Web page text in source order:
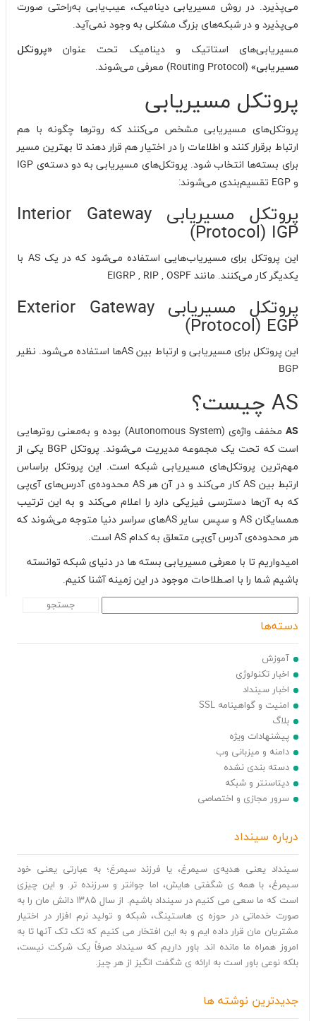
می‌پذیرد. در روش مسیریابی دینامیک، عیب‌یابی به‌راحتی صورت
می‌پذیرد و در شبکه‌های بزرگ مشکلی به وجود نمی‌آید.
مسیریابی‌های استاتیک و دینامیک تحت عنوان «پروتکل
مسیریابی» (Routing Protocol) معرفی می‌شوند.
پروتکل مسیریابی
پروتکل‌های مسیریابی مشخص می‌کنند که روترها چگونه با هم
ارتباط برقرار کنند و اطلاعات را در اختیار هم قرار دهند تا بهترین مسیر
برای بسته‌ها انتخاب شود. پروتکل‌های مسیریابی به دو دسته‌ی IGP
و EGP تقسیم‌بندی می‌شوند:
پروتکل مسیریابی Interior Gateway
Protocol) IGP)
این پروتکل برای مسیریاب‌هایی استفاده می‌شود که در یک AS با
یکدیگر کار می‌کنند. مانند EIGRP , RIP , OSPF
پروتکل مسیریابی Exterior Gateway
Protocol) EGP)
این پروتکل برای مسیریابی و ارتباط بین ASها استفاده می‌شود. نظیر
BGP
AS چیست؟
AS
مخفف واژه‌ی (Autonomous System) بوده و به‌معنی روترهایی
است که تحت یک مجموعه مدیریت می‌شوند. پروتکل BGP یکی از
مهم‌ترین پروتکل‌های مسیریابی شبکه است. این پروتکل براساس
ارتبط بین AS کار می‌کند و در آن هر AS محدوده‌ی آدرس‌های آی‌پی
که به آن‌ها دسترسی فیزیکی دارد را اعلام می‌کند و به این ترتیب
همسایگان AS و سپس سایر ASهای سراسر دنیا متوجه می‌شوند که
هر محدوده‌ی آدرس آ‌ی‌پی متعلق به کدام AS است.
امیدواریم تا با معرفی مسیریابی بسته ها در دنیای شبکه توانسته
باشیم شما را با اصطلاحات موجود در این زمینه آشنا کنیم.
دسته‌ها
آموزش
اخبار تکنولوژی
اخبار سینداد
امنیت و گواهینامه SSL
بلاگ
پیشنهادات ویژه
دامنه و میزبانی وب
دسته بندی نشده
دیتاسنتر و شبکه
سرور مجازی و اختصاصی
درباره سینداد
سینداد یعنی هدیه‌ی سیمرغ، یا فرزند سیمرغ؛ به عبارتی یعنی خود
سیمرغ، با همه ی شگفتی هایش، اما جوانتر و سرزنده تر. و این چیزی
است که ما سعی می کنیم در سینداد باشیم. از سال ۱۳۸۵ دانش مان را به
صورت خدماتی در حوزه ی هاستینگ، شبکه و تولید نرم افزار در اختیار
مشتریان مان قرار داده ایم و به این افتخار می کنیم که تک تک آنها تا به
امروز همراه ما مانده اند. باور داریم که سینداد صرفاً یک شرکت نیست،
بلکه نوعی باور است به ارائه ی شگفت انگیز از هر چیز.
جدیدترین نوشته ها